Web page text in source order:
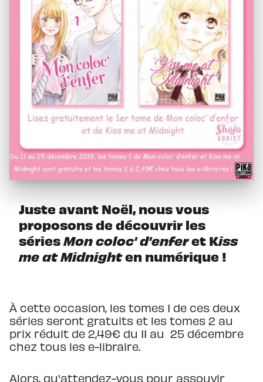
Juste avant Noël, nous vous
proposons de découvrir les
sériesMon coloc' d'enferet Kiss
me at Midnighten numérique !
À cette occasion, les tomes 1 de ces deux
séries seront gratuits et les tomes 2 au
prix réduit de 2,49€ du 11 au 25 décembre
chez tous les e-libraire.
Alors, qu'attendez-vous pour assouvir